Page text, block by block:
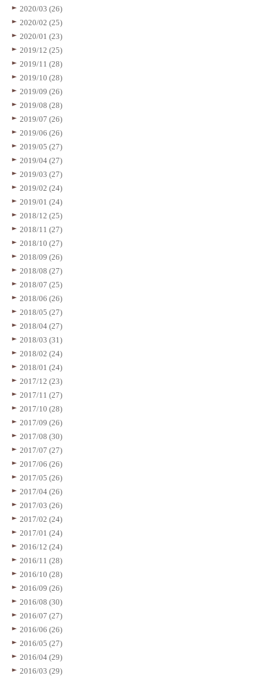
2020/03 (26)
2020/02 (25)
2020/01 (23)
2019/12 (25)
2019/11 (28)
2019/10 (28)
2019/09 (26)
2019/08 (28)
2019/07 (26)
2019/06 (26)
2019/05 (27)
2019/04 (27)
2019/03 (27)
2019/02 (24)
2019/01 (24)
2018/12 (25)
2018/11 (27)
2018/10 (27)
2018/09 (26)
2018/08 (27)
2018/07 (25)
2018/06 (26)
2018/05 (27)
2018/04 (27)
2018/03 (31)
2018/02 (24)
2018/01 (24)
2017/12 (23)
2017/11 (27)
2017/10 (28)
2017/09 (26)
2017/08 (30)
2017/07 (27)
2017/06 (26)
2017/05 (26)
2017/04 (26)
2017/03 (26)
2017/02 (24)
2017/01 (24)
2016/12 (24)
2016/11 (28)
2016/10 (28)
2016/09 (26)
2016/08 (30)
2016/07 (27)
2016/06 (26)
2016/05 (27)
2016/04 (29)
2016/03 (29)